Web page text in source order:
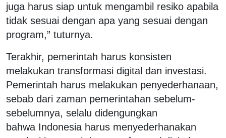
juga harus siap untuk mengambil resiko apabila
tidak sesuai dengan apa yang sesuai dengan
program,” tuturnya.
Terakhir, pemerintah harus konsisten
melakukan transformasi digital dan investasi.
Pemerintah harus melakukan penyederhanaan,
sebab dari zaman pemerintahan sebelum-
sebelumnya, selalu didengungkan
bahwa Indonesia harus menyederhanakan